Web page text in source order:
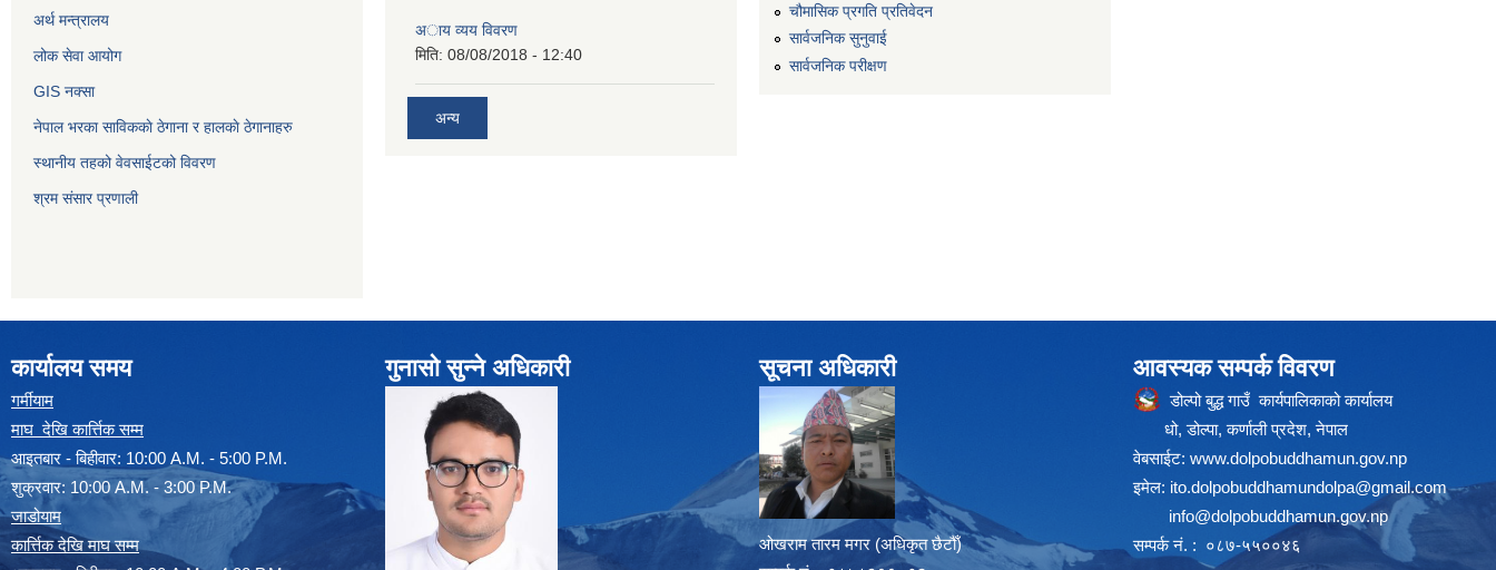
अर्थ मन्त्रालय
लोक सेवा आयोग
GIS नक्सा
नेपाल भरका साविककाे ठेगाना र हालकाे ठेगानाहरु
स्थानीय तहको वेवसाईटको विवरण
श्रम संसार प्रणाली
अाय व्यय विवरण
मिति: 08/08/2018 - 12:40
अन्य
चौमासिक प्रगति प्रतिवेदन
सार्वजनिक सुनुवाई
सार्वजनिक परीक्षण
कार्यालय समय
गर्मीयाम
माघ देखि कार्त्तिक सम्म
आइतबार - बिहीवार: 10:00 A.M. - 5:00 P.M.
शुक्रवार: 10:00 A.M. - 3:00 P.M.
जाडोयाम
कार्त्तिक देखि माघ सम्म
गुनासो सुन्ने अधिकारी सूचना अधिकारी
ओखराम तारम मगर (अधिकृत छैटौँ)
आवस्यक सम्पर्क विवरण
डोल्पो बुद्ध गाउँ कार्यपालिकाको कार्यालय
धो, डोल्पा, कर्णाली प्रदेश, नेपाल
वेबसाईट: www.dolpobuddhamun.gov.np
इमेल: ito.dolpobuddhamundolpa@gmail.com
info@dolpobuddhamun.gov.np
सम्पर्क नं. : ०८७-५५००४६